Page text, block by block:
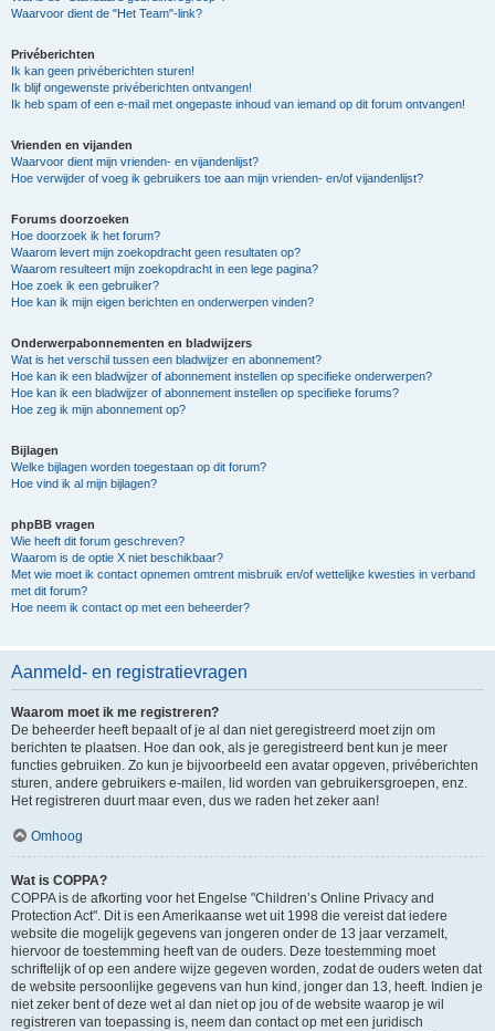
Waarvoor dient de "Het Team"-link?
Privéberichten
Ik kan geen privéberichten sturen!
Ik blijf ongewenste privéberichten ontvangen!
Ik heb spam of een e-mail met ongepaste inhoud van iemand op dit forum ontvangen!
Vrienden en vijanden
Waarvoor dient mijn vrienden- en vijandenlijst?
Hoe verwijder of voeg ik gebruikers toe aan mijn vrienden- en/of vijandenlijst?
Forums doorzoeken
Hoe doorzoek ik het forum?
Waarom levert mijn zoekopdracht geen resultaten op?
Waarom resulteert mijn zoekopdracht in een lege pagina?
Hoe zoek ik een gebruiker?
Hoe kan ik mijn eigen berichten en onderwerpen vinden?
Onderwerpabonnementen en bladwijzers
Wat is het verschil tussen een bladwijzer en abonnement?
Hoe kan ik een bladwijzer of abonnement instellen op specifieke onderwerpen?
Hoe kan ik een bladwijzer of abonnement instellen op specifieke forums?
Hoe zeg ik mijn abonnement op?
Bijlagen
Welke bijlagen worden toegestaan op dit forum?
Hoe vind ik al mijn bijlagen?
phpBB vragen
Wie heeft dit forum geschreven?
Waarom is de optie X niet beschikbaar?
Met wie moet ik contact opnemen omtrent misbruik en/of wettelijke kwesties in verband
met dit forum?
Hoe neem ik contact op met een beheerder?
Aanmeld- en registratievragen
Waarom moet ik me registreren?
De beheerder heeft bepaalt of je al dan niet geregistreerd moet zijn om
berichten te plaatsen. Hoe dan ook, als je geregistreerd bent kun je meer
functies gebruiken. Zo kun je bijvoorbeeld een avatar opgeven, privéberichten
sturen, andere gebruikers e-mailen, lid worden van gebruikersgroepen, enz.
Het registreren duurt maar even, dus we raden het zeker aan!
Omhoog
Wat is COPPA?
COPPA is de afkorting voor het Engelse "Children’s Online Privacy and
Protection Act". Dit is een Amerikaanse wet uit 1998 die vereist dat iedere
website die mogelijk gegevens van jongeren onder de 13 jaar verzamelt,
hiervoor de toestemming heeft van de ouders. Deze toestemming moet
schriftelijk of op een andere wijze gegeven worden, zodat de ouders weten dat
de website persoonlijke gegevens van hun kind, jonger dan 13, heeft. Indien je
niet zeker bent of deze wet al dan niet op jou of de website waarop je wil
registreren van toepassing is, neem dan contact op met een juridisch